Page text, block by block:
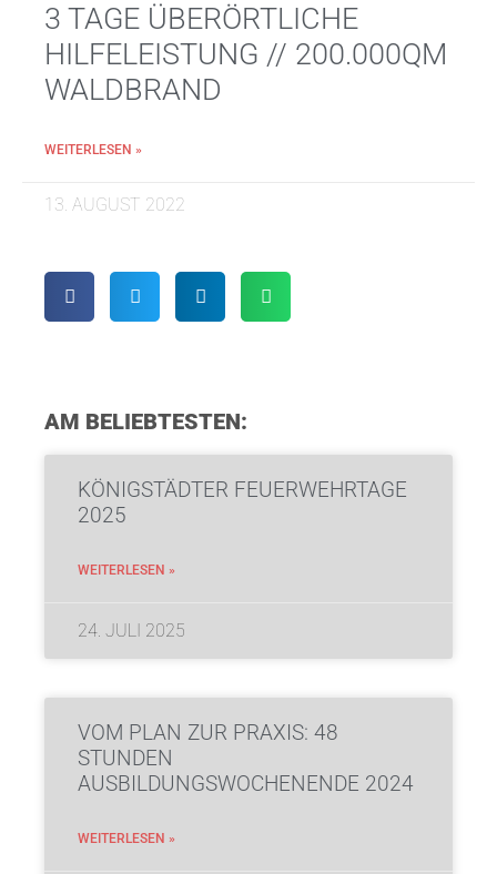
3 TAGE ÜBERÖRTLICHE
HILFELEISTUNG // 200.000QM
WALDBRAND
WEITERLESEN »
13. AUGUST 2022
AM BELIEBTESTEN:
KÖNIGSTÄDTER FEUERWEHRTAGE
2025
WEITERLESEN »
24. JULI 2025
VOM PLAN ZUR PRAXIS: 48
STUNDEN
AUSBILDUNGSWOCHENENDE 2024
WEITERLESEN »